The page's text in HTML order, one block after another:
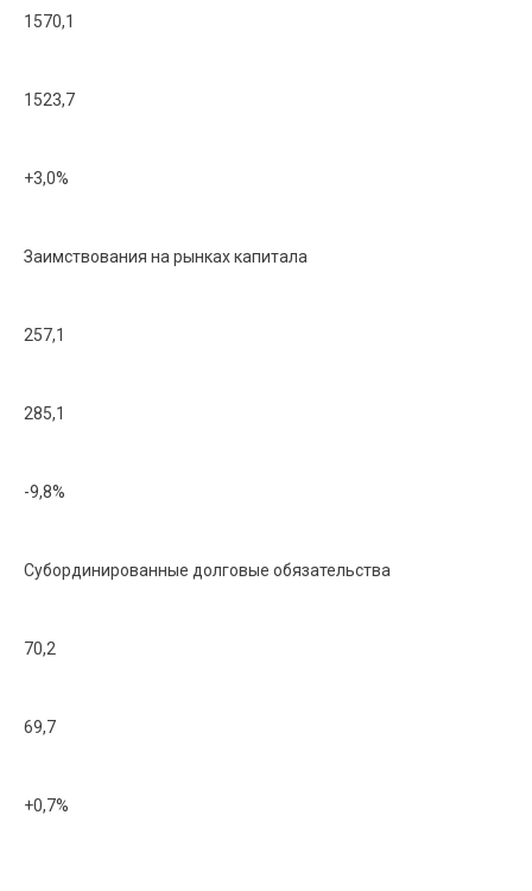
1570,1
1523,7
+3,0%
Заимствования на рынках капитала
257,1
285,1
-9,8%
Субординированные долговые обязательства
70,2
69,7
+0,7%